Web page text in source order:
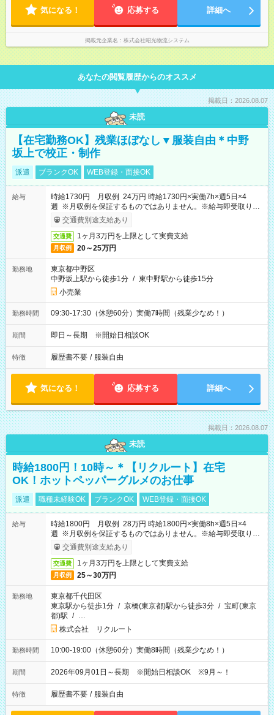
気になる！ 応募する 詳細へ
掲載元企業名 株式会社昭光物流システム
あなたの閲覧履歴からのオススメ
掲載日：2026.08.07
未読
【在宅勤務OK】残業ほぼなし▼服装自由＊中野
坂上で校正・制作
派遣 ブランクOK WEB登録・面接OK
給与
時給1730円 月収例 24万円 時給1730円×実働7h×週5日×4
週 ※月収例を保証するものではありません。※給与即受取りサ
ービス利用可（利用条件有）
交通費別途支給あり
交通費 1ヶ月3万円を上限として実費支給
月収例 20～25万円
勤務地
東京都中野区
中野坂上駅から徒歩1分 / 東中野駅から徒歩15分
小売業
勤務時間 09:30-17:30（休憩60分）実働7時間（残業少なめ！）
期間 即日～長期 ※開始日相談OK
特徴 履歴書不要 / 服装自由
気になる！ 応募する 詳細へ
掲載日：2026.08.07
未読
時給1800円！10時～＊【リクルート】在宅
OK！ホットペッパーグルメのお仕事
派遣 職種未経験OK ブランクOK WEB登録・面接OK
給与
時給1800円 月収例 28万円 時給1800円×実働8h×週5日×4
週 ※月収例を保証するものではありません。※給与即受取りサ
ービス利用可（利用条件有）
交通費別途支給あり
交通費 1ヶ月3万円を上限として実費支給
月収例 25～30万円
勤務地
東京都千代田区
東京駅から徒歩1分 / 京橋(東京都)駅から徒歩3分 / 宝町(東京
都)駅 / …
株式会社 リクルート
勤務時間 10:00-19:00（休憩60分）実働8時間（残業少なめ！）
期間 2026年09月01日～長期 ※開始日相談OK ※9月～！
特徴 履歴書不要 / 服装自由